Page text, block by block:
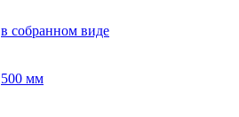
в собранном виде
500 мм